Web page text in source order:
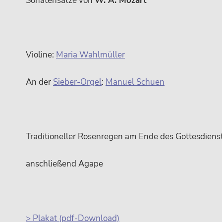
Violine: Maria Wahlmüller
An der Sieber-Orgel: Manuel Schuen
Traditioneller Rosenregen am Ende des
anschließend Agape
> Plakat (pdf-Download)